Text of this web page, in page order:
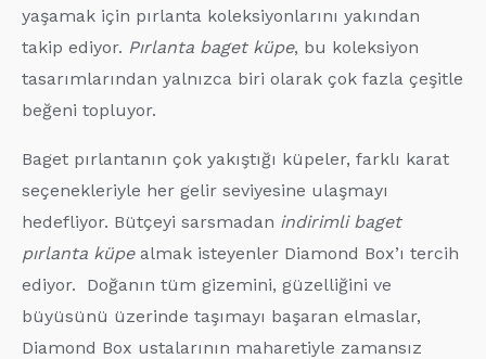
yaşamak için pırlanta koleksiyonlarını yakından
takip ediyor. Pırlanta baget küpe, bu koleksiyon
tasarımlarından yalnızca biri olarak çok fazla çeşitle
beğeni topluyor.
Baget pırlantanın çok yakıştığı küpeler, farklı karat
seçenekleriyle her gelir seviyesine ulaşmayı
hedefliyor. Bütçeyi sarsmadan indirimli baget
pırlanta küpealmak isteyenler Diamond Box’ı tercih
ediyor. Doğanın tüm gizemini, güzelliğini ve
büyüsünü üzerinde taşımayı başaran elmaslar,
Diamond Box ustalarının maharetiyle zamansız